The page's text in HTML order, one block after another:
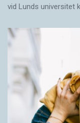
vid Lunds universitet